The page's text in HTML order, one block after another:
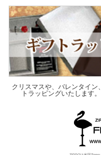
クリスマスや、バレンタイ
トラッピングいたします